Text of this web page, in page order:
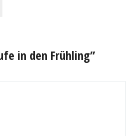
in den Frühling”